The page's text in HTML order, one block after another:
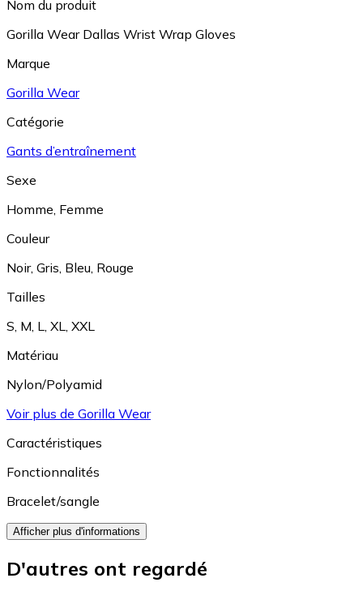
Nom du produit
Gorilla Wear Dallas Wrist Wrap Gloves
Marque
Gorilla Wear
Catégorie
Gants d’entraînement
Sexe
Homme, Femme
Couleur
Noir, Gris, Bleu, Rouge
Tailles
S, M, L, XL, XXL
Matériau
Nylon/Polyamid
Voir plus de Gorilla Wear
Caractéristiques
Fonctionnalités
Bracelet/sangle
Afficher plus d'informations
D'autres ont regardé